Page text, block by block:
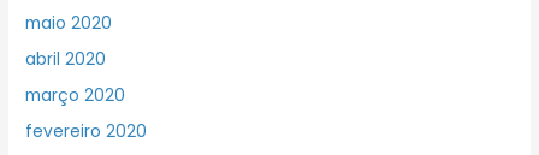
maio 2020
abril 2020
março 2020
fevereiro 2020